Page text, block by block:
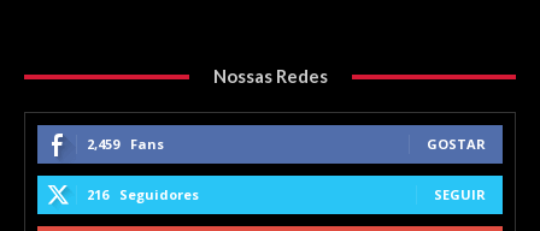
Nossas Redes
2,459 Fans GOSTAR
216 Seguidores SEGUIR